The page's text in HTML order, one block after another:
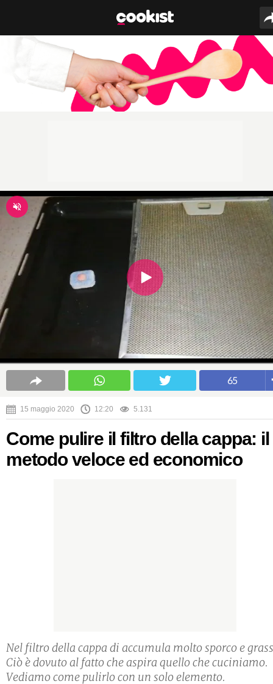
65
15 maggio 2020 12:20 5.131
Come pulire il filtro della cappa: il
metodo veloce ed economico
Nel filtro della cappa di accumula molto sporco e
Ciò è dovuto al fatto che aspira quello che cuciniamo.
Vediamo come pulirlo con un solo elemento.